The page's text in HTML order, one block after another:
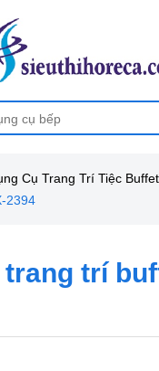
Cụ Trang Trí Tiệc Buffet
2394
trang trí